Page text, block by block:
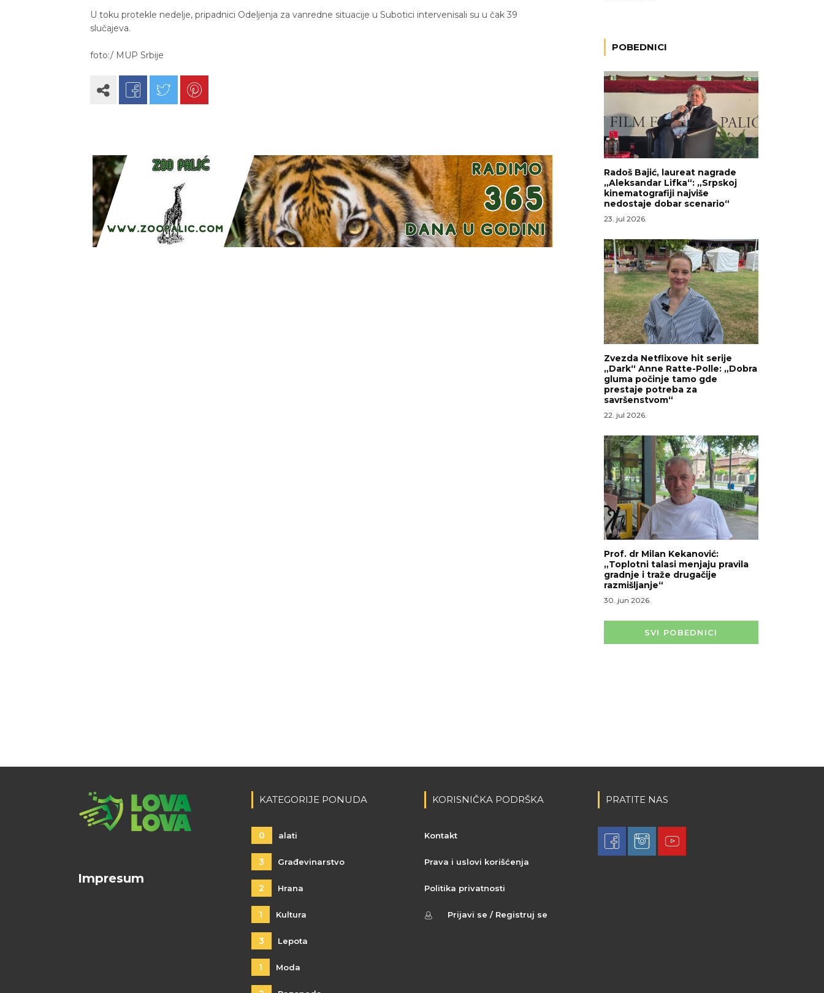
U toku protekle nedelje, pripadnici Odeljenja za vanredne situacije u Subotici intervenisali su u čak 39
slučajeva.
foto:/ MUP Srbije
POBEDNICI
Radoš Bajić, laureat nagrade
„Aleksandar Lifka“: „Srpskoj
kinematografiji najviše
nedostaje dobar scenario“
23. jul 2026.
Zvezda Netflixove hit serije
„Dark“ Anne Ratte-Polle: „Dobra
gluma počinje tamo gde
prestaje potreba za
savršenstvom“
22. jul 2026.
Prof. dr Milan Kekanović:
„Toplotni talasi menjaju pravila
gradnje i traže drugačije
razmišljanje“
30. jun 2026.
SVI POBEDNICI
Impresum
KATEGORIJE PONUDA
0 alati
3 Građevinarstvo
2 Hrana
1 Kultura
3 Lepota
1 Moda
KORISNIČKA PODRŠKA
Kontakt
Prava i uslovi korišćenja
Politika privatnosti
Prijavi se / Registruj se
PRATITE NAS